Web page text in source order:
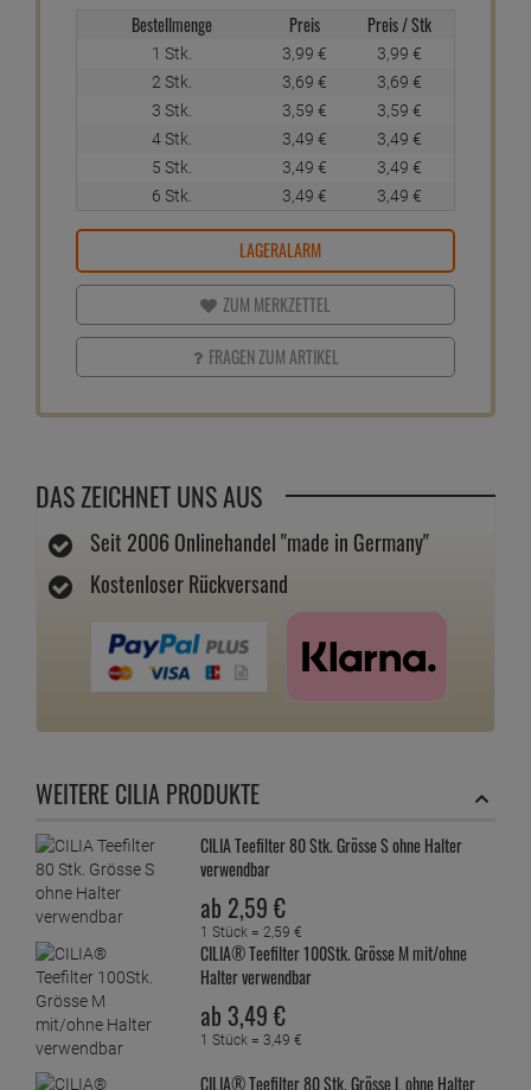
Bestellmenge Preis Preis / Stk
1 Stk. 3,99 € 3,99 €
2 Stk.
3,69 € 3,69 €
3 Stk.
3,59 € 3,59 €
4 Stk.
3,49 € 3,49 €
5 Stk.
3,49 € 3,49 €
6 Stk.
3,49 € 3,49 €
LAGERALARM
ZUM MERKZETTEL
FRAGEN ZUM ARTIKEL
DAS ZEICHNET UNS AUS
Seit 2006 Onlinehandel "made in Germany"
Kostenloser Rückversand
WEITERE CILIA PRODUKTE
CILIA Teefilter 80 Stk. Grösse S ohne Halter
verwendbar
ab 2,59 €
1 Stück =2, 59 €
CILIA® Teefilter 100Stk. Grösse M mit/ohne
Halter verwendbar
ab 3,49 €
1 Stück = 3,49 €
CILIA® Teefilter 80 Stk. Grösse L ohne Halter